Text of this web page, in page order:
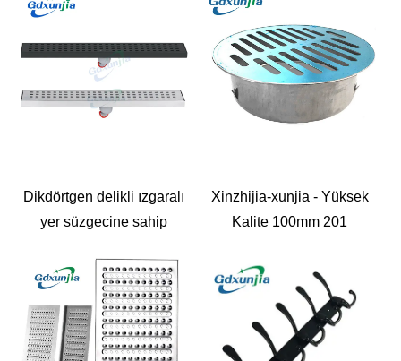
Ayarlanabilir Mutfak
Kurutma Rafı
Sabunluk Doku Tutucu
Dikdörtgen delikli ızgaralı
yer süzgecine sahip
deplasmanlı duş odası
Xinzhijia-xunjia - Yüksek
Kalite 100mm 201
Düzlem Doğrusal Yer
Sifonu